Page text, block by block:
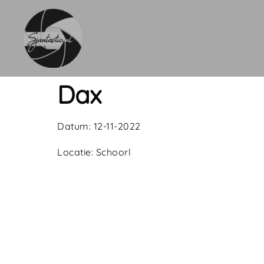
Dax
Datum: 12-11-2022
Locatie: Schoorl